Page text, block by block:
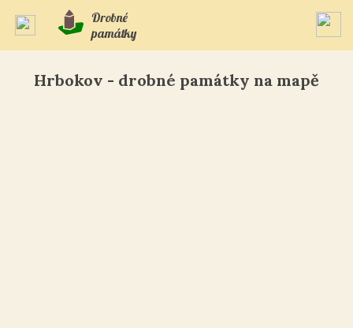
Drobné
památky
Hrbokov - drobné památky na mapě